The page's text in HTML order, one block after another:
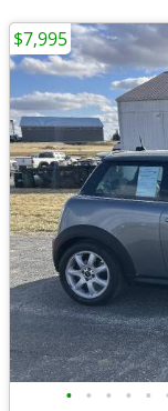
• • • • •
$7,995